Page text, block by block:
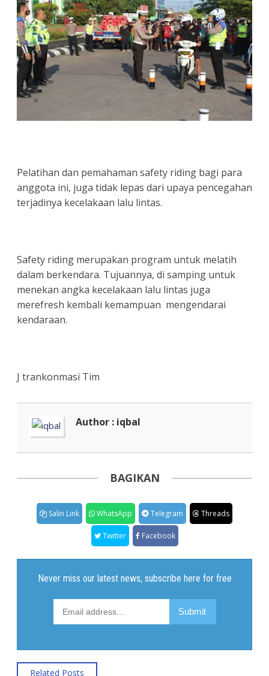
Pelatihan dan pemahaman safety riding bagi para
anggota ini, juga tidak lepas dari upaya pencegahan
terjadinya kecelakaan lalu lintas.
Safety riding merupakan program untuk melatih
dalam berkendara. Tujuannya, di samping untuk
menekan angka kecelakaan lalu lintas juga
merefresh kembali kemampuan mengendarai
kendaraan.
J trankonmasi Tim
Author : iqbal
BAGIKAN
Salin Link WhatsApp Telegram Threads
Twitter Facebook
Related Posts